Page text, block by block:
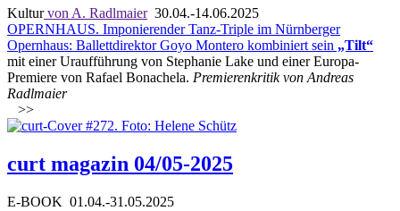
Kulturvon A. Radlmaier30.04.-14.06.2025
OPERNHAUS. Imponierender Tanz-Triple im Nürnberger
Opernhaus: Ballettdirektor Goyo Montero kombiniert sein „Tilt“
mit einer Uraufführung von Stephanie Lake und einer Europa-
Premiere von Rafael Bonachela. Premierenkritik von Andreas
Radlmaier
>>
curt magazin 04/05-2025
E-BOOK 01.04.-31.05.2025